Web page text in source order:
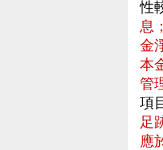
性
息
金
本
管
項
足
應